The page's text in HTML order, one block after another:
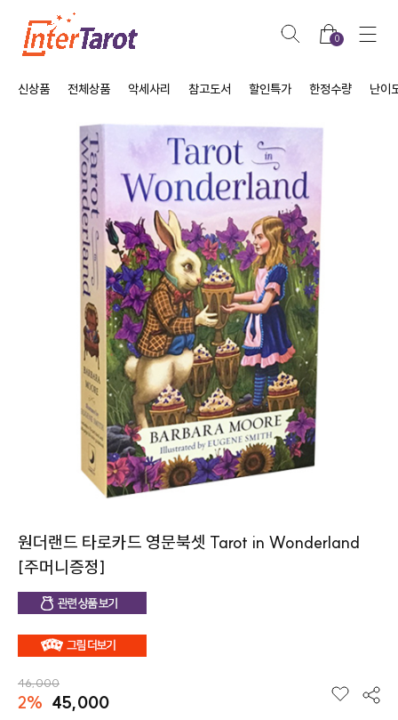
0
신상품 전체상품 악세사리 참고도서 할인특가 한정수량 난이
원더랜드 타로카드 영문북셋 Tarot in Wonderland
[주머니증정]
46,000
2% 45,000